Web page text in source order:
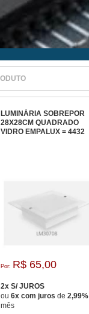
LUMINÁRIA SOBREPOR
28X28CM QUADRADO
VIDRO EMPALUX = 4432
Por: R$ 65,00
2x S/ JUROS
ou 6x com juros de 2,99%
mês